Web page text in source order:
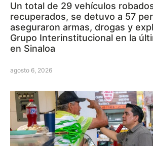
Un total de 29 vehículos
recuperados, se detuvo a 57
aseguraron armas, drogas y
Grupo Interinstitucional en la
en Sinaloa
agosto 6, 2026